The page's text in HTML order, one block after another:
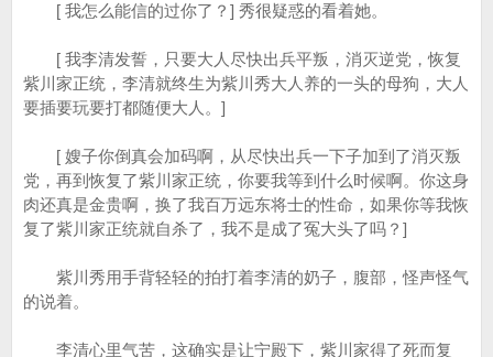
[ 我怎么能信的过你了？] 秀很疑惑的看着她。
[ 我李清发誓，只要大人尽快出兵平叛，消灭逆党，恢复
紫川家正统，李清就终生为紫川秀大人养的一头的母狗，大人
要插要玩要打都随便大人。]
[ 嫂子你倒真会加码啊，从尽快出兵一下子加到了消灭叛
党，再到恢复了紫川家正统，你要我等到什么时候啊。你这身
肉还真是金贵啊，换了我百万远东将士的性命，如果你等我恢
复了紫川家正统就自杀了，我不是成了冤大头了吗？]
紫川秀用手背轻轻的拍打着李清的奶子，腹部，怪声怪气
的说着。
李清心里气苦，这确实是让宁殿下，紫川家得了死而复